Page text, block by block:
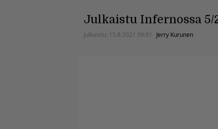
Julkaistu Infernossa 5/
Julkaistu: 15.8.2021 09:01 Jerry Kurunen